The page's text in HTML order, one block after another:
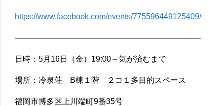
https://www.facebook.com/events/775596449125409/
———————————————————————–
日時：5月16日（金）19:00～気が済むまで
場所：冷泉荘 B棟１階 ２コ１多目的スペース
福岡市博多区上川端町9番35号